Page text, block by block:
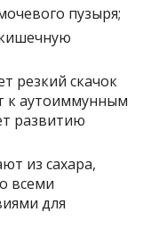
пузыря;
резкий скачок
к аутоиммунным
развитию
из сахара,
всеми
для